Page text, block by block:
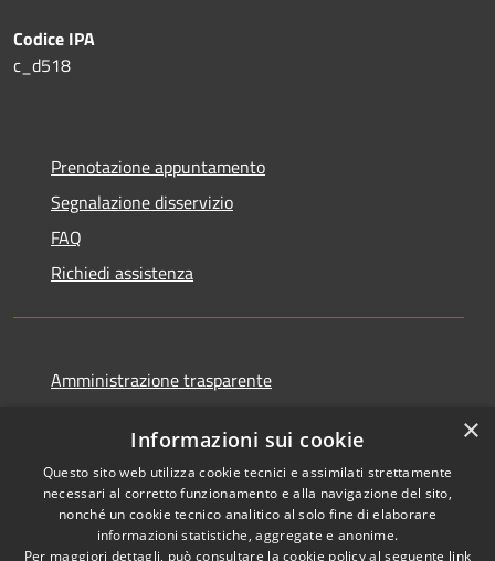
Codice IPA
c_d518
Prenotazione appuntamento
Segnalazione disservizio
FAQ
Richiedi assistenza
Amministrazione trasparente
Dichiarazione di accessibilità
×
Informazioni sui cookie
Questo sito web utilizza cookie tecnici e assimilati strettamente
necessari al corretto funzionamento e alla navigazione del sito,
nonché un cookie tecnico analitico al solo fine di elaborare
informazioni statistiche, aggregate e anonime.
Per maggiori dettagli, può consultare la cookie policy al seguente link